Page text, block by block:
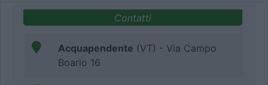
Contatti
Acquapendente (VT) - Via Campo
Boario 16